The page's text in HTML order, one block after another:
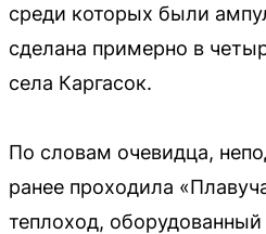
среди которых были
сделана примерно в
села Каргасок.
По словам очевидца,
ранее проходила
теплоход,